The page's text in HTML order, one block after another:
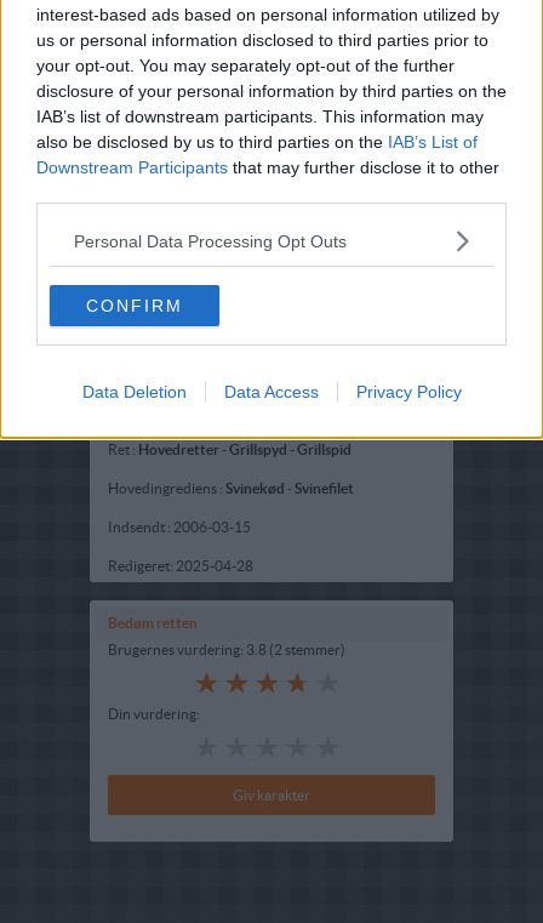
interest-based ads based on personal information utilized by
us or personal information disclosed to third parties prior to
your opt-out. You may separately opt-out of the further
disclosure of your personal information by third parties on the
IAB’s list of downstream participants. This information may
also be disclosed by us to third parties on the IAB’s List of
Downstream Participants that may further disclose it to other
Personal Data Processing Opt Outs
CONFIRM
Data Deletion Data Access Privacy Policy
Ret : Hovedretter -Grillspyd - Grillspid
Hovedingrediens : Svinekød - Svinefilet
Indsendt : 2006-03-15
Redigeret: 2025-04-28
Bedøm retten
Brugernes vurdering: 3.8 (2 stemmer)
Din vurdering: